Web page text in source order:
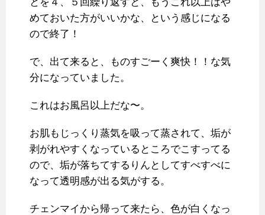
とを４、５回繰り返すと、もうこれ以上はや
めておいた方がいいかな、という感じになる
ので終了！
で、出て来ると、ものすごーく爽快！！な気
分になっていました。
これはお風呂以上だな〜。
お肌もじっくり蒸気を吸って蒸されて、垢が
剥がれやすくなっているところでこすってる
ので、垢が落ちてするりんとしてすべすべに
なって透明感が出る気がする。
チェンマイから帰って来たら、色が白くなっ